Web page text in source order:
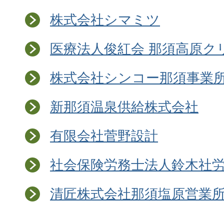
株式会社シマミツ
医療法人俊紅会 那須高原ク
株式会社シンコー那須事業
新那須温泉供給株式会社
有限会社菅野設計
社会保険労務士法人鈴木社
清匠株式会社那須塩原営業